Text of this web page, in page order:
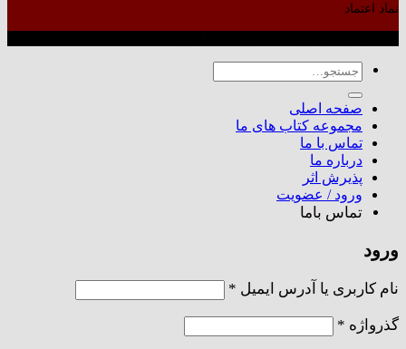
نماد اعتماد
جستجو
برای:
صفحه اصلی
مجموعه کتاب های ما
تماس با ما
درباره ما
پذیرش اثر
ورود / عضویت
تماس باما
ورود
نام کاربری یا آدرس ایمیل *
گذرواژه *